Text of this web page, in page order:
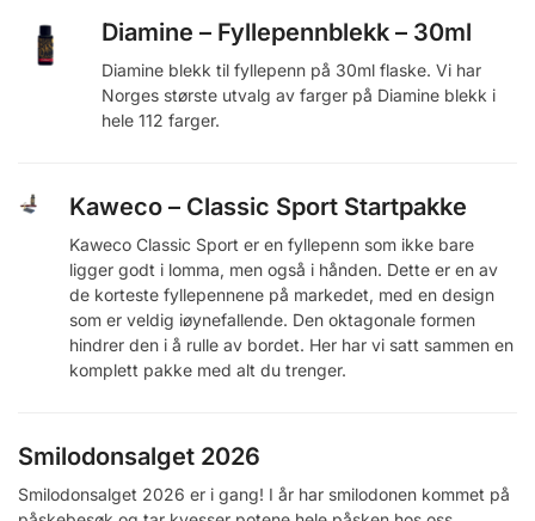
Diamine – Fyllepennblekk – 30ml
Diamine blekk til fyllepenn på 30ml flaske. Vi har
Norges største utvalg av farger på Diamine blekk i
hele 112 farger.
Kaweco – Classic Sport Startpakke
Kaweco Classic Sport er en fyllepenn som ikke bare
ligger godt i lomma, men også i hånden. Dette er en av
de korteste fyllepennene på markedet, med en design
som er veldig iøynefallende. Den oktagonale formen
hindrer den i å rulle av bordet. Her har vi satt sammen en
komplett pakke med alt du trenger.
Smilodonsalget 2026
Smilodonsalget 2026 er i gang! I år har smilodonen kommet på